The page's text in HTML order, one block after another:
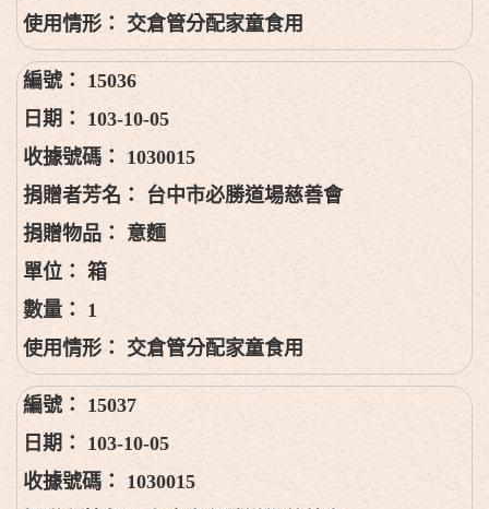
交倉管分配家童食用
15036
103-10-05
1030015
台中市必勝道場慈善會
意麵
箱
1
交倉管分配家童食用
15037
103-10-05
1030015